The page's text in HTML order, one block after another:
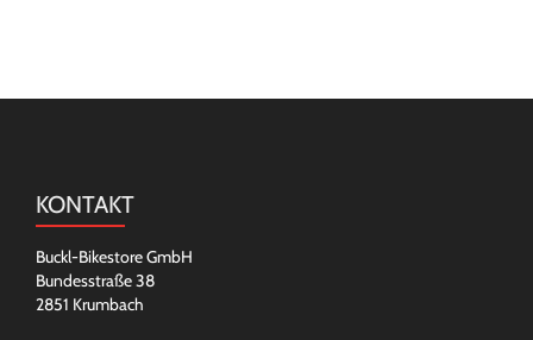
KONTAKT
Buckl-Bikestore GmbH
Bundesstraße 38
2851 Krumbach